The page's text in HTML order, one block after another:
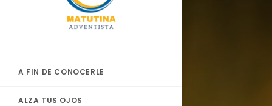
A FIN DE CONOCERLE
ALZA TUS OJOS